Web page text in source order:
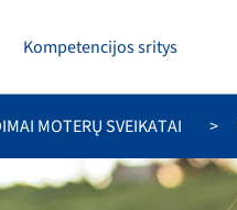
Kompetencijos sritys
MOTERŲ SVEIKATAI